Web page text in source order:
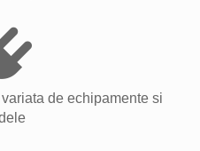
de echipamente si